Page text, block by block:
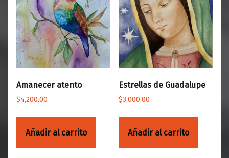
Amanecer atento
$4,200.00
Añadir al carrito
Estrellas de Guadalupe
$3,000.00
Añadir al carrito